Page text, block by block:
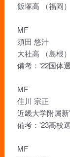
飯塚高 （福岡）
MF
須田 悠汁
大社高 （島根）
備考：'22国体
MF
住川 宗正
近畿大学附属新
備考：'23高校
MF